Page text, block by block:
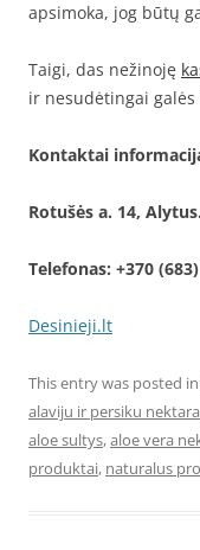
apsimoka, jog būtų
Taigi, das nežinoję
ir nesudėtingai
Kontaktai
Rotušės a. 14, Alytus.
Telefonas: +370
Desinieji.lt
This entry was posted in
alaviju ir persiku
aloe sultys,aloe vera
produktai, naturalus